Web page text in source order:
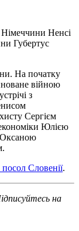
Ненсі
Губертус
На початку
війною
з
Сергієм
Юлією
Оксаною
Словенії.
на